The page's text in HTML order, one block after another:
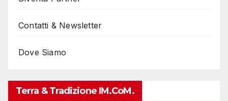
Contatti & Newsletter
Dove Siamo
Terra & Tradizione IM.coM.